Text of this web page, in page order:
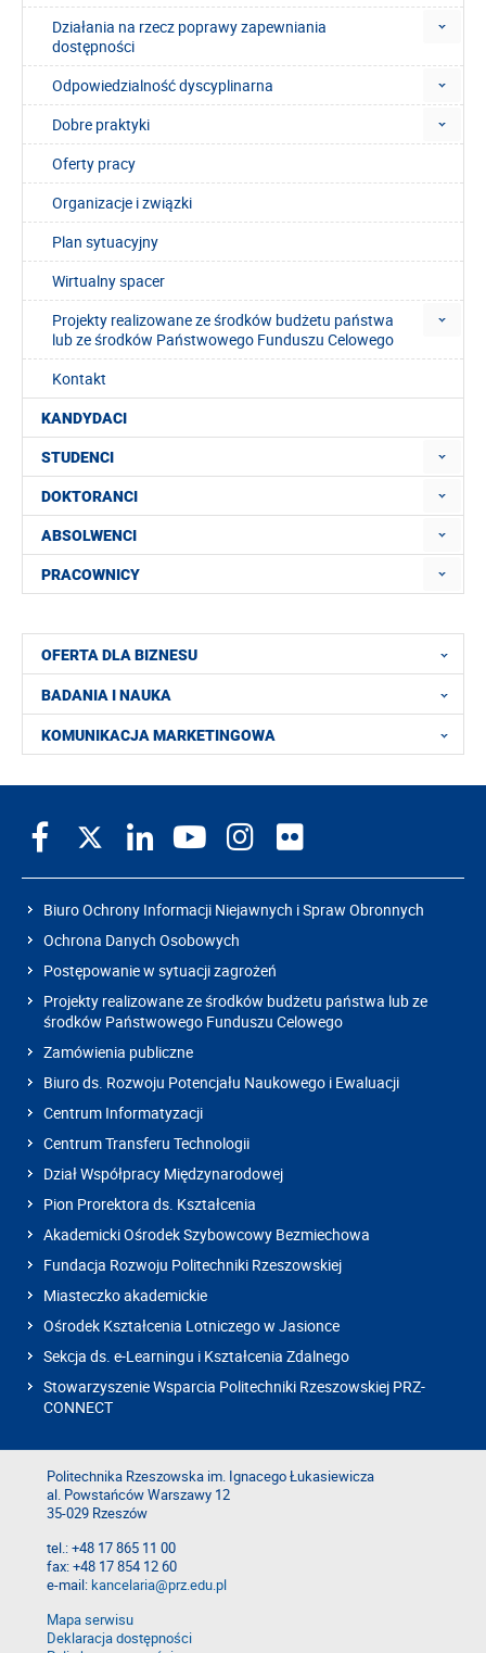
Działania na rzecz poprawy zapewniania
dostępności
Odpowiedzialność dyscyplinarna
Dobre praktyki
Oferty pracy
Organizacje i związki
Plan sytuacyjny
Wirtualny spacer
Projekty realizowane ze środków budżetu państwa
lub ze środków Państwowego Funduszu Celowego
Kontakt
KANDYDACI
STUDENCI
DOKTORANCI
ABSOLWENCI
PRACOWNICY
OFERTA DLA BIZNESU
BADANIA I NAUKA
KOMUNIKACJA MARKETINGOWA
Biuro Ochrony Informacji Niejawnych i Spraw Obronnych
Ochrona Danych Osobowych
Postępowanie w sytuacji zagrożeń
Projekty realizowane ze środków budżetu państwa lub ze
środków Państwowego Funduszu Celowego
Zamówienia publiczne
Biuro ds. Rozwoju Potencjału Naukowego i Ewaluacji
Centrum Informatyzacji
Centrum Transferu Technologii
Dział Współpracy Międzynarodowej
Pion Prorektora ds. Kształcenia
Akademicki Ośrodek Szybowcowy Bezmiechowa
Fundacja Rozwoju Politechniki Rzeszowskiej
Miasteczko akademickie
Ośrodek Kształcenia Lotniczego w Jasionce
Sekcja ds. e-Learningu i Kształcenia Zdalnego
Stowarzyszenie Wsparcia Politechniki Rzeszowskiej PRZ-
CONNECT
Politechnika Rzeszowska im. Ignacego Łukasiewicza
al. Powstańców Warszawy 12
35-029 Rzeszów
tel.: +48 17 865 11 00
fax: +48 17 854 12 60
e-mail:kancelaria@prz.edu.pl
Mapa serwisu
Deklaracja dostępności